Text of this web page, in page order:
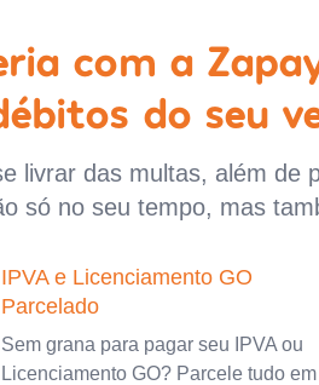
com a
do seu
livrar das multas, além de
só no seu tempo, mas
IPVA e Licenciamento GO
Parcelado
Sem grana para pagar seu IPVA ou
Licenciamento GO? Parcele tudo em